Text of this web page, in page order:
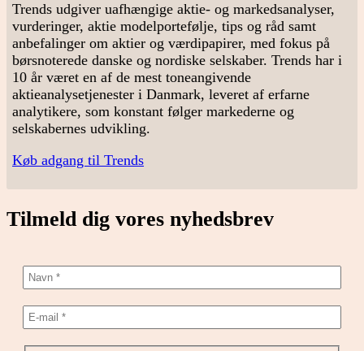
Trends udgiver uafhængige aktie- og markedsanalyser,
vurderinger, aktie modelportefølje, tips og råd samt
anbefalinger om aktier og værdipapirer, med fokus på
børsnoterede danske og nordiske selskaber. Trends har i
10 år været en af de mest toneangivende
aktieanalysetjenester i Danmark, leveret af erfarne
analytikere, som konstant følger markederne og
selskabernes udvikling.
Køb adgang til Trends
Tilmeld dig vores nyhedsbrev